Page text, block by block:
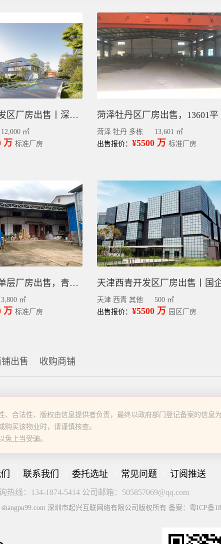
汉川市经济开发区厂房出售丨深奇浩大健康智造园招商，食品厂房预售
12,000 ㎡
万 标准厂房
菏泽牡丹区厂房出售，13601平
菏泽 牡丹 多栋
13,601 ㎡
出售报价： ¥5500 万 标准厂房
长沙县北山镇单层厂房出售，青竹村工业用地3800平
3,800 ㎡
万 标准厂房
天津 西青 其他
500 ㎡
出售报价： ¥5500 万 园区厂房
铺出售 收购商铺
合法性、版权由信息提供者负责，最终以政府部门登记备案的信息
买该物业时，请谨慎核查。
上当受骗。
联系我们 委托选址 常见问题 订阅推送
热线：134-1874-5414 公司邮箱：505857069@qq.com
深圳市起兴互联网络有限公司版权所有 备案：粤ICP备